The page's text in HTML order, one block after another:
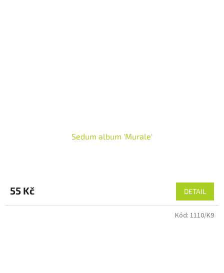
Sedum album 'Murale'
55 Kč DETAIL
Kód: 1110/K9